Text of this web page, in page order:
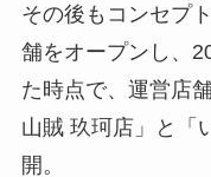
その後もコンセプ
舗をオープンし、
た時点で、運営店
山賊 玖珂店」と「
開。